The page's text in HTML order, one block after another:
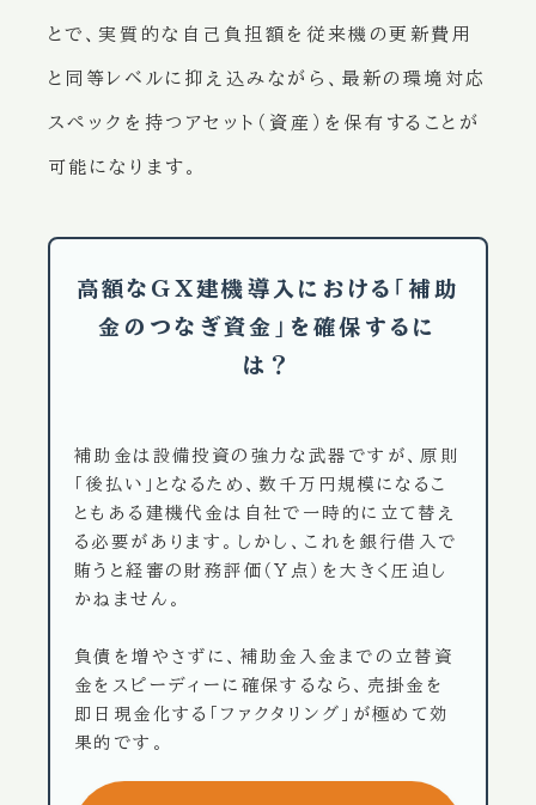
とで、実質的な自己負担額を従来機の更新費用
と同等レベルに抑え込みながら、最新の環境対応
スペックを持つアセット（資産）を保有することが
可能になります。
高額なGX建機導入における「補助
金のつなぎ資金」を確保するに
は？
補助金は設備投資の強力な武器ですが、原則
「後払い」となるため、数千万円規模になるこ
ともある建機代金は自社で一時的に立て替え
る必要があります。しかし、これを銀行借入で
賄うと経審の財務評価（Y点）を大きく圧迫し
かねません。
負債を増やさずに、補助金入金までの立替資
金をスピーディーに確保するなら、売掛金を
即日現金化する「ファクタリング」が極めて効
果的です。